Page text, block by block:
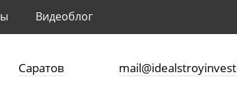
Видеоблог
Саратов